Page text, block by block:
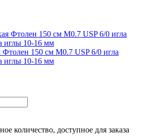
Фтолен 150 см М0.7 USP 6/0 игла
иглы 10-16 мм
количество, доступное для заказа